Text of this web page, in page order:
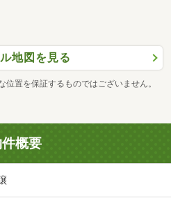
地図を見る
置を保証するものではございません。
概要